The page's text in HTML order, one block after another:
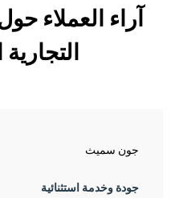
آراء العملاء
جون سميث
جودة وخدمة استثنائية